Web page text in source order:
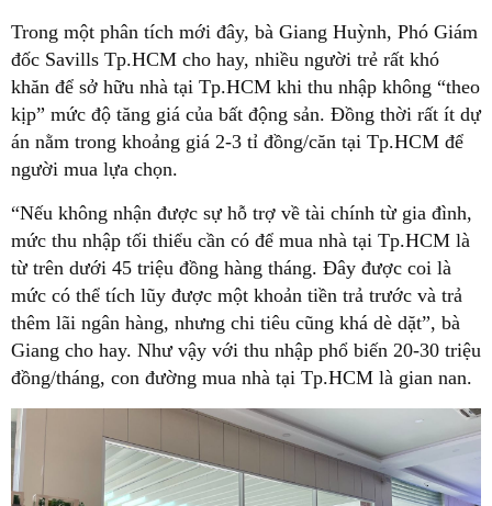
Trong một phân tích mới đây, bà Giang Huỳnh, Phó Giám
đốc Savills Tp.HCM cho hay, nhiều người trẻ rất khó
khăn để sở hữu nhà tại Tp.HCM khi thu nhập không “theo
kịp” mức độ tăng giá của bất động sản. Đồng thời rất ít dự
án nằm trong khoảng giá 2-3 tỉ đồng/căn tại Tp.HCM để
người mua lựa chọn.
“Nếu không nhận được sự hỗ trợ về tài chính từ gia đình,
mức thu nhập tối thiểu cần có để mua nhà tại Tp.HCM là
từ trên dưới 45 triệu đồng hàng tháng. Đây được coi là
mức có thể tích lũy được một khoản tiền trả trước và trả
thêm lãi ngân hàng, nhưng chi tiêu cũng khá dè dặt”, bà
Giang cho hay. Như vậy với thu nhập phổ biến 20-30 triệu
đồng/tháng, con đường mua nhà tại Tp.HCM là gian nan.